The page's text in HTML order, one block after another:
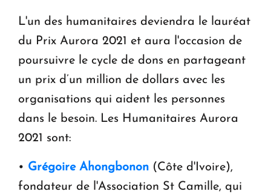
L'un des humanitaires deviendra le lauréat
du Prix Aurora 2021 et aura l'occasion de
poursuivre le cycle de dons en partageant
un prix d’un million de dollars avec les
organisations qui aident les personnes
dans le besoin. Les Humanitaires Aurora
2021 sont:
• Grégoire Ahongbonon (Côte d'Ivoire),
fondateur de l'Association St Camille, qui